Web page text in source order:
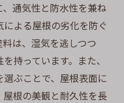
久性の秘訣
コストの削減
つための秘訣
いの印象
持の術
通気性と防水性を兼ね
よる屋根の劣化を防ぐ
は、湿気を逃しつつ
持っています。また、
ぶことで、屋根表面に
根の美観と耐久性を長